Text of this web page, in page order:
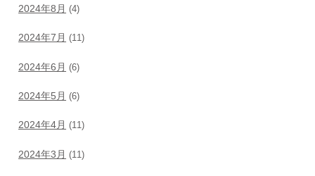
2024年8月 (4)
2024年7月 (11)
2024年6月 (6)
2024年5月 (6)
2024年4月 (11)
2024年3月 (11)